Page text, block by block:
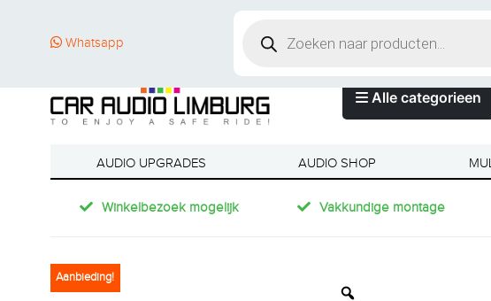
Whatsapp
Alle categorieen
AUDIO UPGRADES AUDIO SHOP
Winkelbezoek mogelijk Vakkundige montage
Aanbieding!